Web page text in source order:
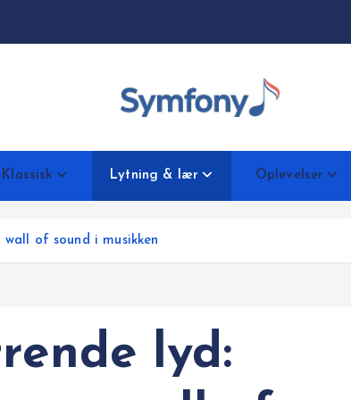
Klassisk Lytning & lær Oplevelser
of sound i musikken
lyd: